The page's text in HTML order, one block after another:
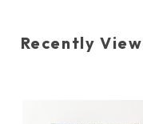
Recently